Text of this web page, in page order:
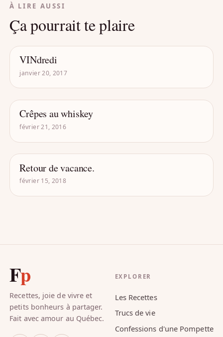
À LIRE AUSSI
Ça pourrait te plaire
- DRÔLE D'ALCOOL
VINdredi
janvier 20, 2017
- DRÔLE D'ALCOOL
Crêpes au whiskey
février 21, 2016
- DRÔLE D'ALCOOL
Retour de vacance.
février 15, 2018
Fp
Recettes, joie de vivre et
petits bonheurs à partager.
Fait avec amour au Québec.
EXPLORER
Les Recettes
Trucs de vie
Confessions d'une Pompette